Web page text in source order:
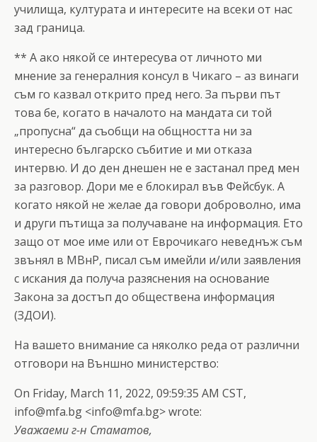
училища, културата и интересите на всеки от нас
зад граница.
** А ако някой се интересува от личното ми
мнение за генералния консул в Чикаго – аз винаги
съм го казвал открито пред него. За първи път
това бе, когато в началото на мандата си той
„пропусна“ да съобщи на общността ни за
интересно българско събитие и ми отказа
интервю. И до ден днешен не е застанал пред мен
за разговор. Дори ме е блокирал във Фейсбук. А
когато някой не желае да говори доброволно, има
и други пътища за получаване на информация. Ето
защо от мое име или от Еврочикаго неведнъж съм
звънял в МВнР, писал съм имейли и/или заявления
с искания да получа разяснения на основание
Закона за достъп до обществена информация
(ЗДОИ).
На вашето внимание са няколко реда от различни
отговори на Външно министерство:
On Friday, March 11, 2022, 09:59:35 AM CST,
info@mfa.bg <info@mfa.bg> wrote:
Уважаеми г-н Стаматов,